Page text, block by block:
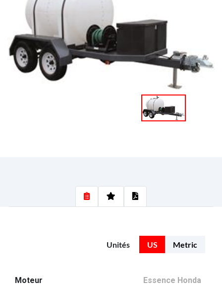
Unités US Metric
Moteur
Essence Honda